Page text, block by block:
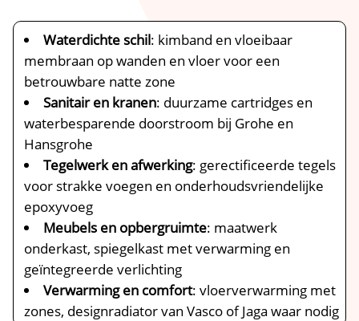
Waterdichte schil: kimband en vloeibaar
membraan op wanden en vloer voor een
betrouwbare natte zone
Sanitair en kranen: duurzame cartridges en
waterbesparende doorstroom bij Grohe en
Hansgrohe
Tegelwerk en afwerking: gerectificeerde tegels
voor strakke voegen en onderhoudsvriendelijke
epoxyvoeg
Meubels en opbergruimte: maatwerk
onderkast, spiegelkast met verwarming en
geïntegreerde verlichting
Verwarming en comfort: vloerverwarming met
zones, designradiator van Vasco of Jaga waar nodig